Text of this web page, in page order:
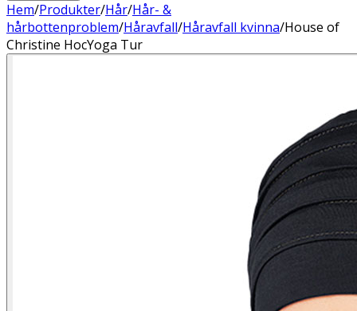
Hem/Produkter/Hår/Hår- &
hårbottenproblem/Håravfall/Håravfall kvinna/House of
Christine HocYoga Tur